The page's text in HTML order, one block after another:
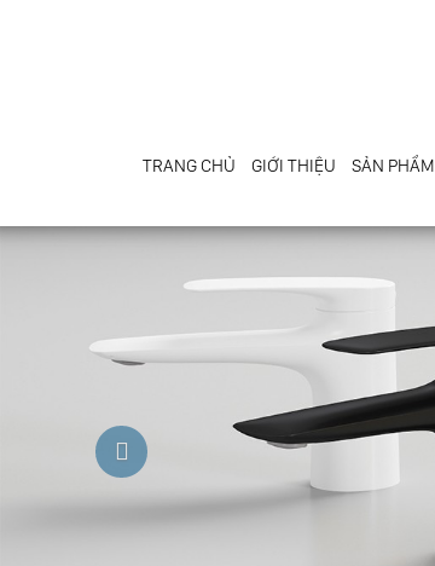
TRANG CHỦ GIỚI THIỆU SẢN PHẨM
Previous